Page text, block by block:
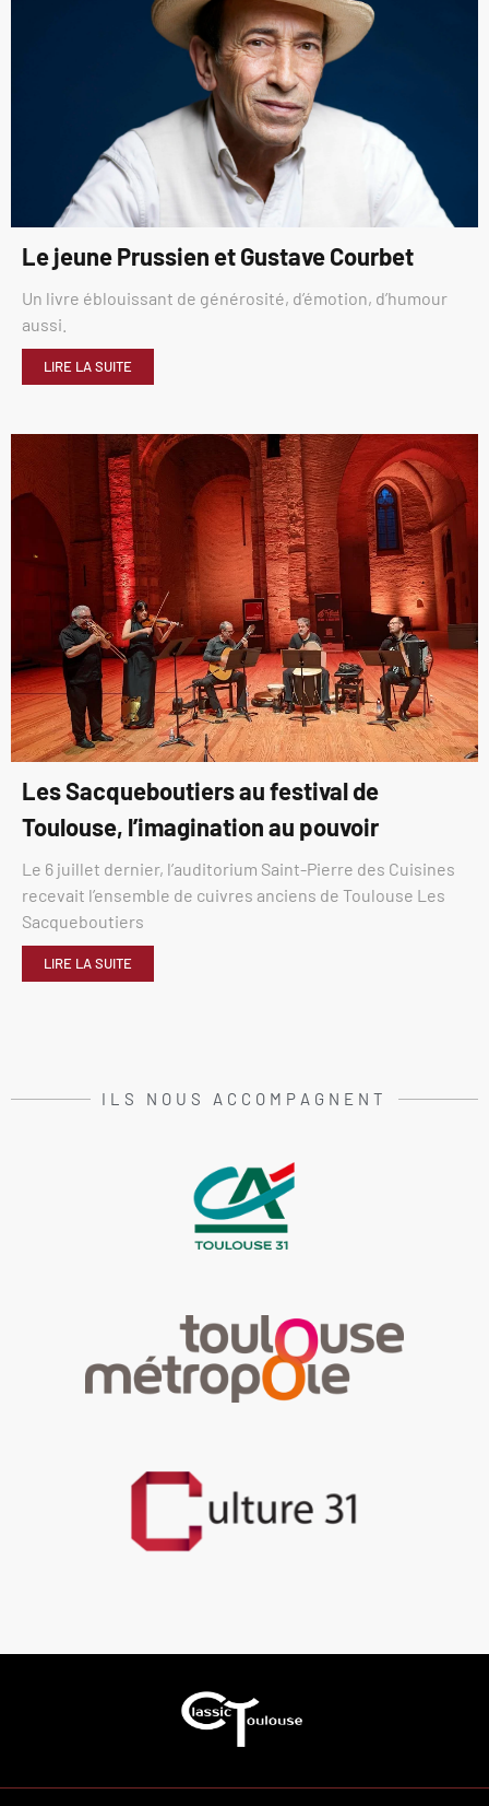
Le jeune Prussien et Gustave Courbet
Un livre éblouissant de générosité, d’émotion, d’humour
aussi.
LIRE LA SUITE
Les Sacqueboutiers au festival de
Toulouse, l’imagination au pouvoir
Le 6 juillet dernier, l’auditorium Saint-Pierre des Cuisines
recevait l’ensemble de cuivres anciens de Toulouse Les
Sacqueboutiers
LIRE LA SUITE
ILS NOUS ACCOMPAGNENT